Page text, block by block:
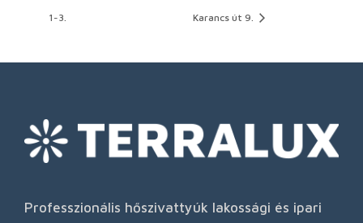
1-3. Karancs út 9.
Professzionális hőszivattyúk lakossági és ipari